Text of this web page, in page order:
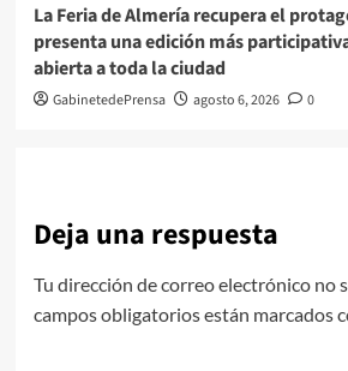
La Feria de Almería recupera el
presenta una edición más
abierta a toda la ciudad
GabinetedePrensa agosto 6, 2026 0
Deja una respuesta
Tu dirección de correo electrónico no
campos obligatorios están marcados